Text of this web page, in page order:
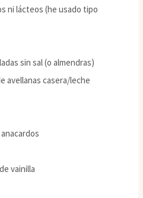
ni lácteos (he usado tipo
sin sal (o almendras)
avellanas casera/leche
vainilla